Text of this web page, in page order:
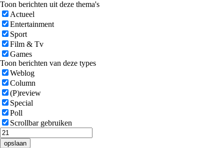
Toon berichten uit deze thema's
Actueel
Entertainment
Sport
Film & Tv
Games
Toon berichten van deze types
Weblog
Column
(P)review
Special
Poll
Scrollbar gebruiken
opslaan